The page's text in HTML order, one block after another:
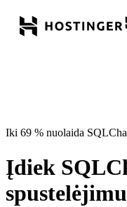
Iki 69 % nuolaida
Įdiek